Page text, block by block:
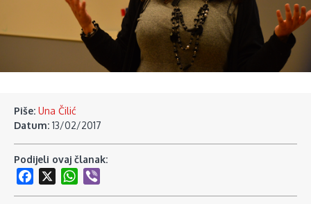
Piše: Una Čilić
Datum: 13/02/2017
Podijeli ovaj članak:
Facebook
WhatsApp